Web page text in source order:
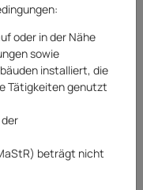
oder in der Nähe
sowie
installiert, die
Tätigkeiten genutzt
beträgt nicht